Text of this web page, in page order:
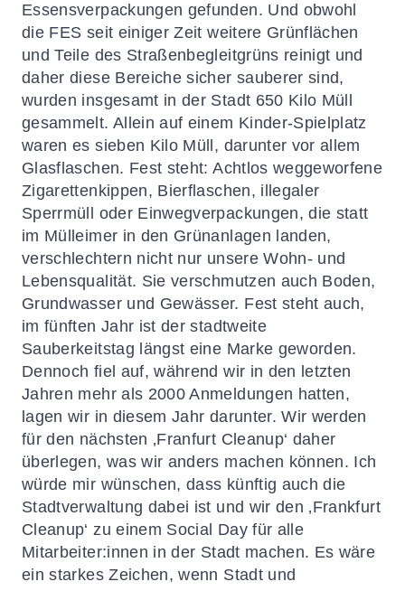
Essensverpackungen gefunden. Und obwohl
die FES seit einiger Zeit weitere Grünflächen
und Teile des Straßenbegleitgrüns reinigt und
daher diese Bereiche sicher sauberer sind,
wurden insgesamt in der Stadt 650 Kilo Müll
gesammelt. Allein auf einem Kinder-Spielplatz
waren es sieben Kilo Müll, darunter vor allem
Glasflaschen. Fest steht: Achtlos weggeworfene
Zigarettenkippen, Bierflaschen, illegaler
Sperrmüll oder Einwegverpackungen, die statt
im Mülleimer in den Grünanlagen landen,
verschlechtern nicht nur unsere Wohn- und
Lebensqualität. Sie verschmutzen auch Boden,
Grundwasser und Gewässer. Fest steht auch,
im fünften Jahr ist der stadtweite
Sauberkeitstag längst eine Marke geworden.
Dennoch fiel auf, während wir in den letzten
Jahren mehr als 2000 Anmeldungen hatten,
lagen wir in diesem Jahr darunter. Wir werden
für den nächsten ‚Franfurt Cleanup‘ daher
überlegen, was wir anders machen können. Ich
würde mir wünschen, dass künftig auch die
Stadtverwaltung dabei ist und wir den ‚Frankfurt
Cleanup‘ zu einem Social Day für alle
Mitarbeiter:innen in der Stadt machen. Es wäre
ein starkes Zeichen, wenn Stadt und